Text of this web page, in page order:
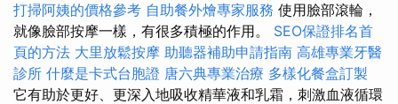
打掃阿姨的價格參考 自助餐外燴專家服務 使用臉部滾輪，
就像臉部按摩一樣，有很多積極的作用。 SEO保證排名首
頁的方法 大里放鬆按摩 助聽器補助申請指南 高雄專業牙醫
診所 什麼是卡式台胞證 唐六典專業治療 多樣化餐盒訂製
它有助於更好、更深入地吸收精華液和乳霜，刺激血液循環